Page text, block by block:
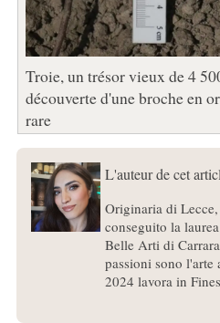
Troie, un trésor vieux de 4
découverte d'une broche en
rare
L'auteur de cet
Originaria di
conseguito la
Belle Arti di
passioni sono
2024 lavora in